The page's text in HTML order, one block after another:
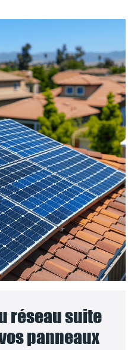
réseau suite
panneaux